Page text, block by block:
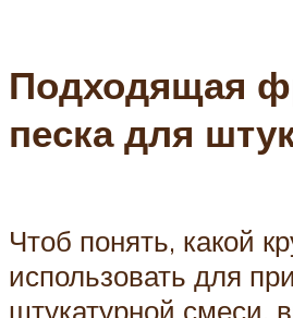
Подходящая
песка для
Чтоб понять, какой
использовать для
штукатурной смеси,